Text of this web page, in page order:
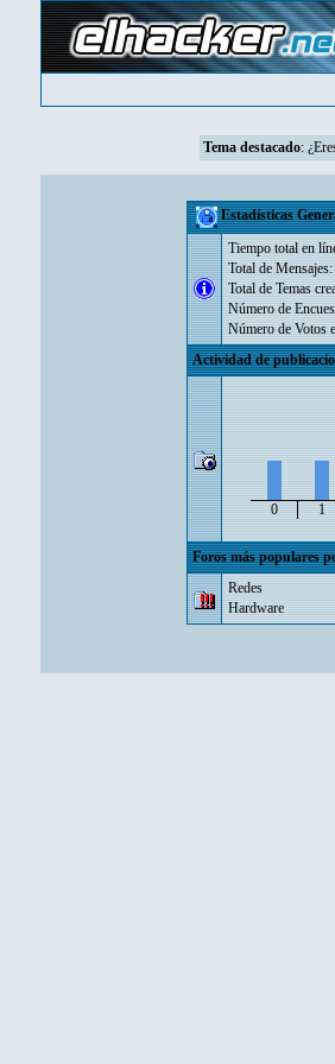
Tema destacado:
Estadísticas
Tiempo total en
Total de Mensajes:
Total de Temas
Número de
Número de Votos
Actividad de
0 1
Foros más populares
Redes
Hardware